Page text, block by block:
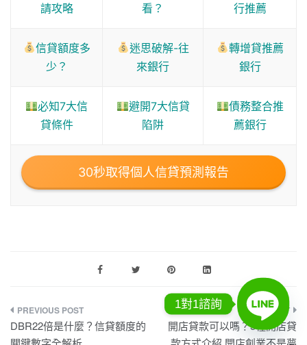
請攻略
看？
行推薦
信貸額度多
少？
迷思破解-往
來銀行
轉增貸推薦
銀行
必知7大信
貸條件
避開7大信貸
陷阱
債務整合推
薦銀行
30秒取得個人信貸預測報告
DBR22倍是什麼？信貸額度的
開店貸款可以嗎？5種開店貸
1對1諮詢